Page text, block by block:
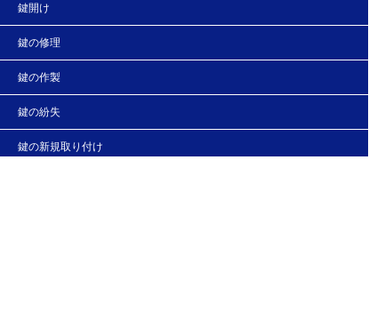
鍵開け
鍵の修理
鍵の作製
鍵の紛失
鍵の新規取り付け